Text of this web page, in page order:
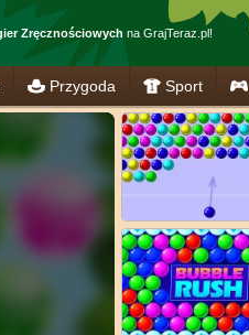
Zręcznościowych na GrajTeraz.pl!
Przygoda Sport